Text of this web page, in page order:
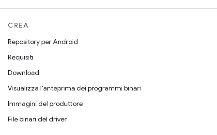
CREA
Repository per Android
Requisiti
Download
Visualizza l'anteprima dei programmi binari
Immagini del produttore
File binari del driver